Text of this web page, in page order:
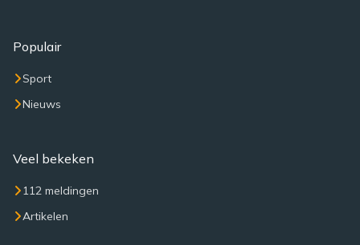
Populair
Sport
Nieuws
Veel bekeken
112 meldingen
Artikelen